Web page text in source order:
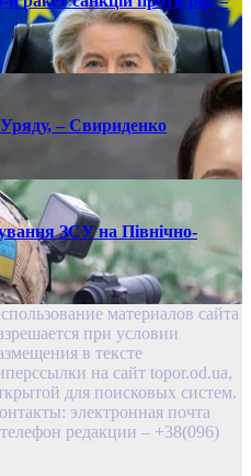
– Свириденко
ЗСУ на Північно-
материалов сайта
при условии
в тексте
на сайт topor.od.ua,
для поисковых систем.
электронная почта
редакции – +38(096)